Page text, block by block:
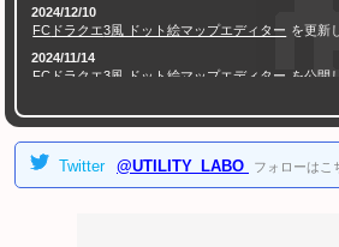
2024/12/10
FC ドラクエ3風 ドット絵マップエディター を更新
2024/11/14
FC ドラクエ3風 ドット絵マップエディター を公開
2024/10/29
AI学習防止 ツイッター画像4分割ツール を公開し
Twitter @UTILITY_LABO フォローはこ